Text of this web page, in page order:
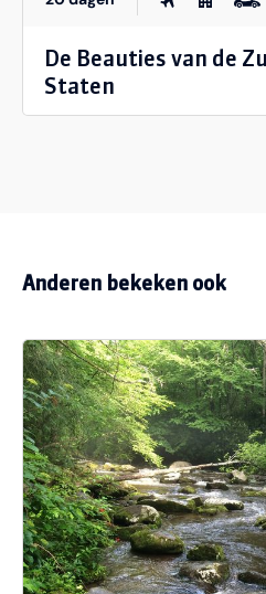
De Beauties van de
Staten
Anderen bekeken ook